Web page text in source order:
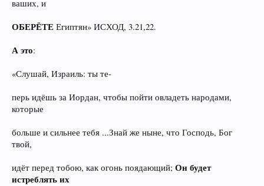
ваших, и
ОБЕРЁТЕ Египтян» ИСХОД, 3.21,22.
А это:
«Слушай, Израиль: ты те-
перь идёшь за Иордан, чтобы пойти овладеть народами,
которые
больше и сильнее тебя ...Знай же ныне, что Господь, Бог
твой,
идёт перед тобою, как огонь поядающий; Он будет
истреблять их